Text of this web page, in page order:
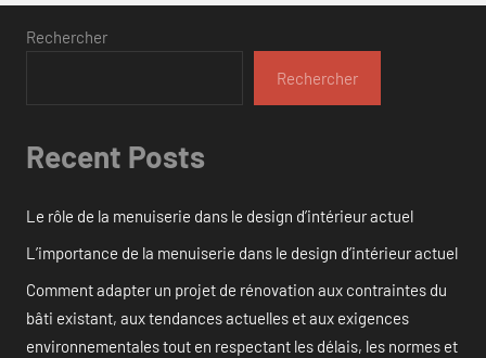
Rechercher
Rechercher
Recent Posts
Le rôle de la menuiserie dans le design d’intérieur actuel
L’importance de la menuiserie dans le design d’intérieur actuel
Comment adapter un projet de rénovation aux contraintes du
bâti existant, aux tendances actuelles et aux exigences
environnementales tout en respectant les délais, les normes et